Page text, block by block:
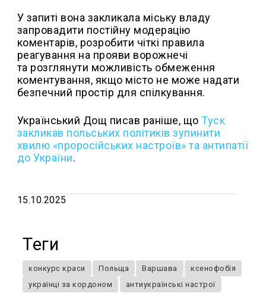
У запиті вона закликала міську владу
запровадити постійну модерацію
коментарів, розробити чіткі правила
реагування на прояви ворожнечі
та розглянути можливість обмеження
коментування, якщо місто не може надати
безпечний простір для спілкування.
Український Дощ писав раніше, що Туск
закликав польських політиків зупинити
хвилю «проросійських настроїв» та антипатії
до України.
15.10.2025
Теги
конкурс краси Польща Варшава
ксенофобія
українці за кордоном
антиукраїнські настрої